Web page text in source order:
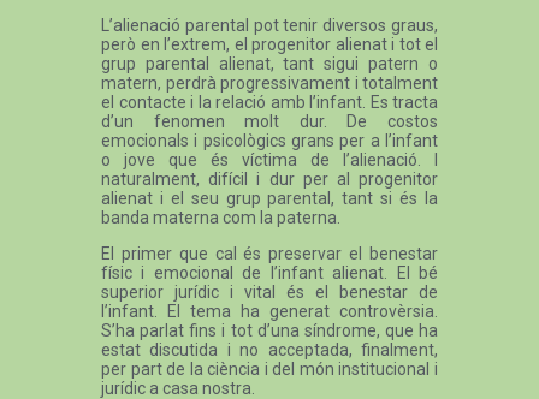
L’alienació parental pot tenir diversos graus,
però en l’extrem, el progenitor alienat i tot el
grup parental alienat, tant sigui patern o
matern, perdrà progressivament i totalment
el contacte i la relació amb l’infant. Es tracta
d’un fenomen molt dur. De costos
emocionals i psicològics grans per a l’infant
o jove que és víctima de l’alienació. I
naturalment, difícil i dur per al progenitor
alienat i el seu grup parental, tant si és la
banda materna com la paterna.
El primer que cal és preservar el benestar
físic i emocional de l’infant alienat. El bé
superior jurídic i vital és el benestar de
l’infant. El tema ha generat controvèrsia.
S’ha parlat fins i tot d’una síndrome, que ha
estat discutida i no acceptada, finalment,
per part de la ciència i del món institucional i
jurídic a casa nostra.